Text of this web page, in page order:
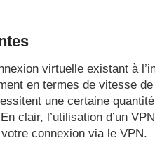
virtuelle existant à
en termes de vitesse
une certaine
clair, l’utilisation d’un
connexion via le VPN.